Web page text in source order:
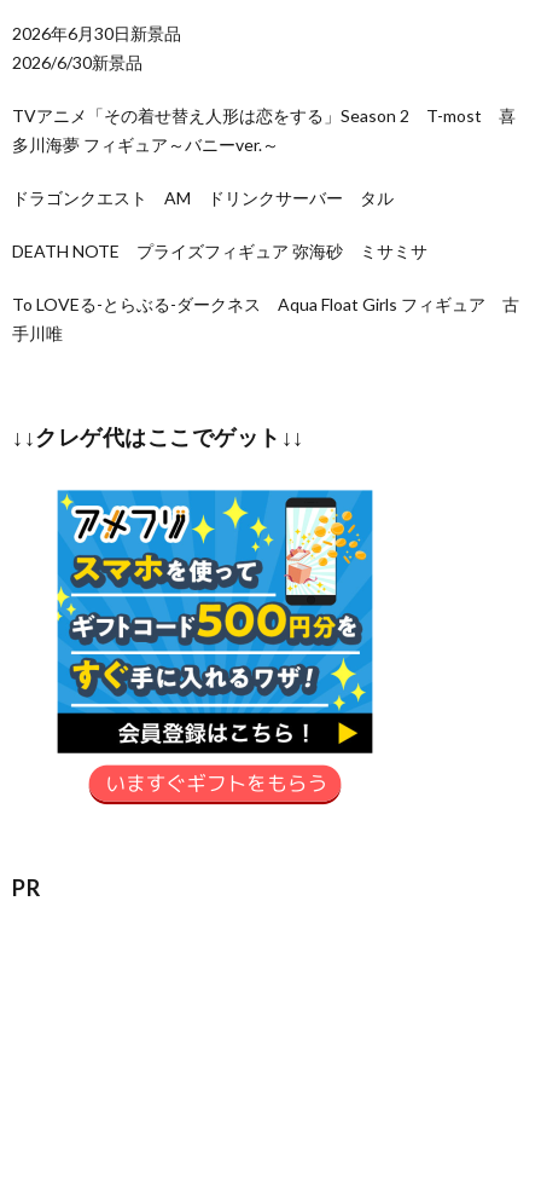
2026年6月30日新景品
2026/6/30新景品
TVアニメ「その着せ替え人形は恋をする」Season 2 T-most 喜
多川海夢 フィギュア～バニーver.～
ドラゴンクエスト AM ドリンクサーバー タル
DEATH NOTE プライズフィギュア 弥海砂 ミサミサ
To LOVEる-とらぶる-ダークネス Aqua Float Girls フィギュア 古
手川唯
↓↓クレゲ代はここでゲット↓↓
PR